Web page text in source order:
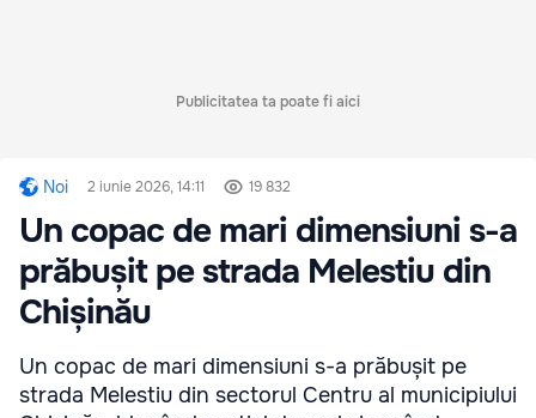
Publicitatea ta poate fi aici
Noi 2 iunie 2026, 14:11 19 832
Un copac de mari dimensiuni s-a
prăbușit pe strada Melestiu din
Chișinău
Un copac de mari dimensiuni s-a prăbușit pe
strada Melestiu din sectorul Centru al municipiului